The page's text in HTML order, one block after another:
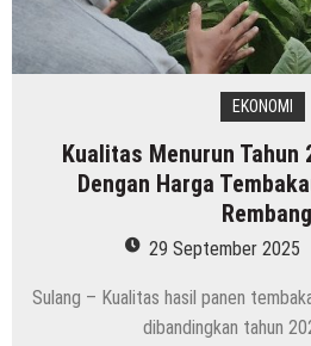
EKONOMI
Kualitas Menurun Tahun
Dengan Harga
Rembang
29 September 2025
Sulang – Kualitas hasil panen
dibandingkan tahun